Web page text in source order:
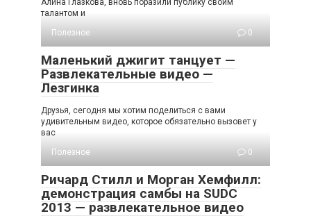
талантом и
Полезное
0
Маленький джигит танцует —
Развлекательные видео —
Лезгинка
Друзья, сегодня мы хотим поделиться с вами
удивительным видео, которое обязательно вызовет у
вас
Полезное
0
Ричард Стилл и Морган Хемфилл:
демонстрация самбы на SUDC
2013 — развлекательное видео